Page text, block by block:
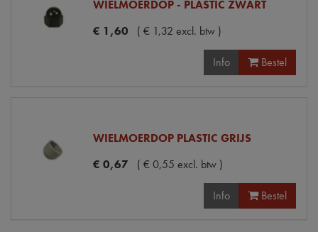
WIELMOERDOP - PLASTIC ZWART
€ 1 ,60 ( € 1,32 excl. btw )
Info Bestel
WIELMOERDOP PLASTIC GRIJS
€ 0,67 ( €0,55 excl. btw )
Info Bestel